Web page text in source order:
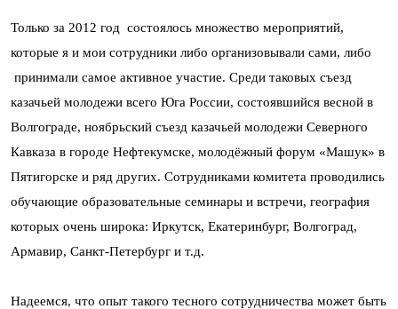
Только за 2012 год состоялось множество мероприятий,
которые я и мои сотрудники либо организовывали сами, либо
принимали самое активное участие. Среди таковых съезд
казачьей молодежи всего Юга России, состоявшийся весной в
Волгограде, ноябрьский съезд казачьей молодежи Северного
Кавказа в городе Нефтекумске, молодёжный форум «Машук» в
Пятигорске и ряд других. Сотрудниками комитета проводились
обучающие образовательные семинары и встречи, география
которых очень широка: Иркутск, Екатеринбург, Волгоград,
Армавир, Санкт-Петербург и т.д.
Надеемся, что опыт такого тесного сотрудничества может быть